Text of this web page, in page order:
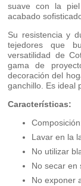
suave con la
acabado
Su resistencia y
tejedores que
versatilidad de
gama de
decoración del
ganchillo. Es ideal
Características:
Lavar en la
No utilizar
No secar en
No exponer